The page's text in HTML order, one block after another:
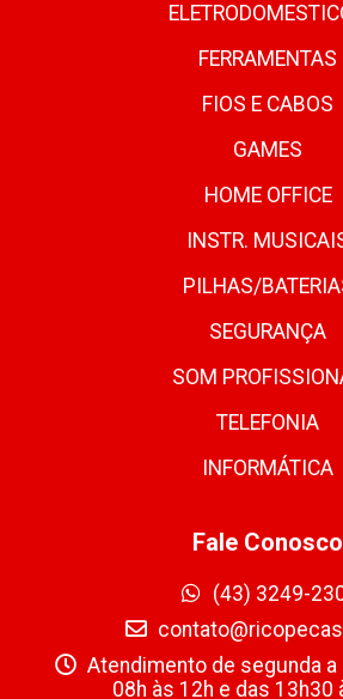
FERRAMENTAS
FIOS E CABOS
GAMES
HOME OFFICE
INSTR.
PILHAS/
SEGURANÇA
SOM
TELEFONIA
INFORMÁTICA
Fale Conosco
(43) 3249-
Atendimento de segunda
08h às 12h e das 13h30